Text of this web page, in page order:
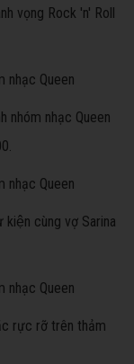
vọng Rock 'n' Roll
nhóm nhạc Queen
kiện cùng vợ Sarina
rực rỡ trên thảm